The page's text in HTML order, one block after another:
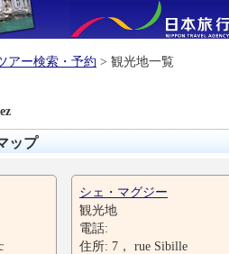
アー検索・予約 > 観光地一覧
ップ
シェ・マグジー
観光地
電話:
住所: 7， rue Sibille